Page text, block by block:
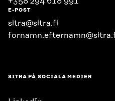
E-POST
sitra@sitra.fi
SITRA PÅ SOCIALA MEDIER